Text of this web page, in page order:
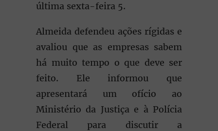
última sexta-feira 5.
Almeida defendeu ações rígidas e
avaliou que as empresas sabem
há muito tempo o que deve ser
feito. Ele informou que
apresentará um ofício ao
Ministério da Justiça e à Polícia
Federal para discutir a